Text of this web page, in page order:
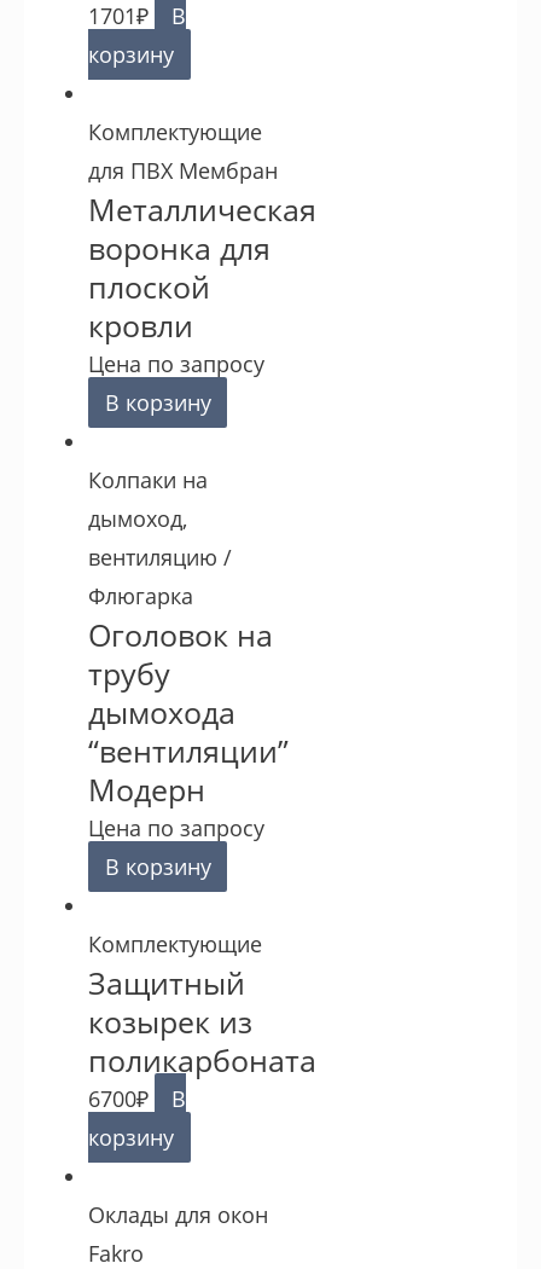
1701₽
В
корзину
Комплектующие
для ПВХ Мембран
Металлическая
воронка для
плоской
кровли
Цена по запросу
В корзину
Колпаки на
дымоход,
вентиляцию /
Флюгарка
Оголовок на
трубу
дымохода
“вентиляции”
Модерн
Цена по запросу
В корзину
Комплектующие
Защитный
козырек из
поликарбоната
6700₽
В
корзину
Оклады для окон
Fakro